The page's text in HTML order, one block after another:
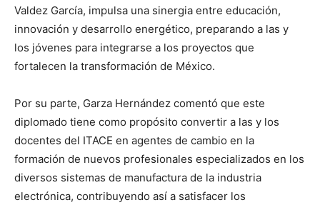
Valdez García, impulsa una sinergia entre educación,
innovación y desarrollo energético, preparando a las y
los jóvenes para integrarse a los proyectos que
fortalecen la transformación de México.
Por su parte, Garza Hernández comentó que este
diplomado tiene como propósito convertir a las y los
docentes del ITACE en agentes de cambio en la
formación de nuevos profesionales especializados en los
diversos sistemas de manufactura de la industria
electrónica, contribuyendo así a satisfacer los